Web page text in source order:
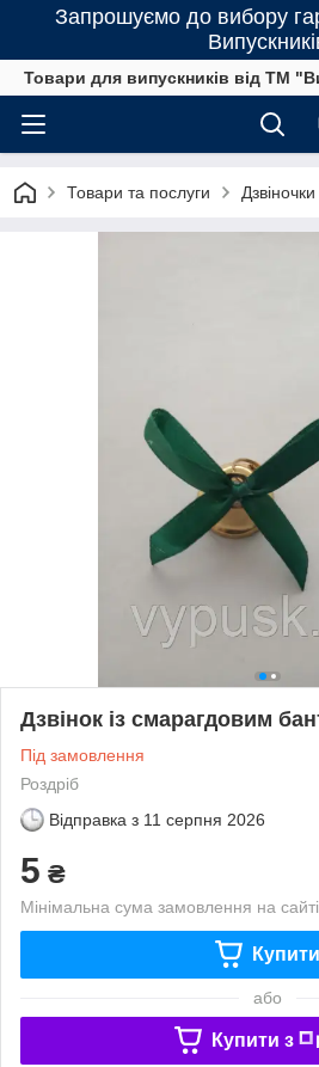
Запрошуємо до вибору
Товари для випускників від ТМ
Товари та послуги
Дзвінок із смарагдовим
Під замовлення
Роздріб
Відправка з 11 серпня 2026
5 ₴
Мінімальна сума замовлення на
Купити
або
Купити з